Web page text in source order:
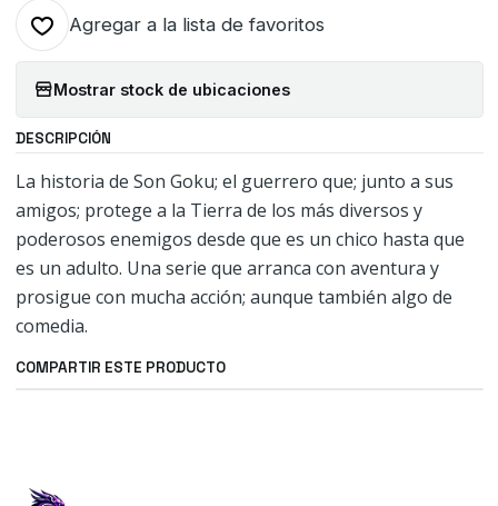
Agregar a la lista de favoritos
Mostrar stock de ubicaciones
DESCRIPCIÓN
La historia de Son Goku; el guerrero que; junto a sus
amigos; protege a la Tierra de los más diversos y
poderosos enemigos desde que es un chico hasta que
es un adulto. Una serie que arranca con aventura y
prosigue con mucha acción; aunque también algo de
comedia.
COMPARTIR ESTE PRODUCTO